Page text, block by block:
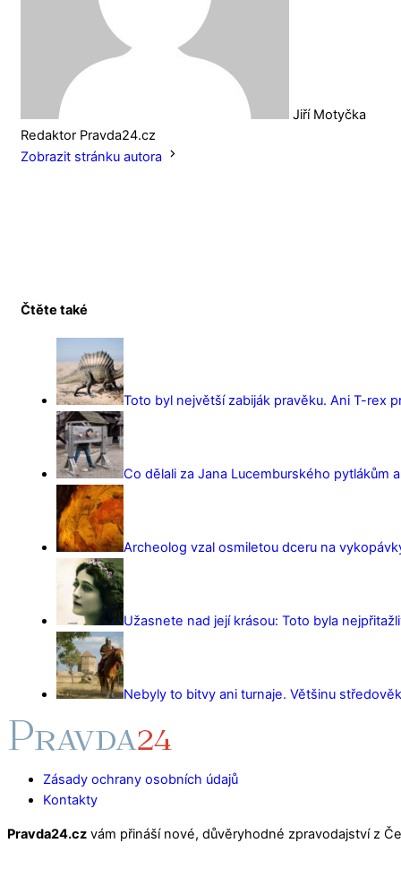
Jiří Motyčka
Redaktor Pravda24.cz
Zobrazit stránku autora
Čtěte také
Toto byl největší zabiják pravěku. Ani T-rex
Co dělali za Jana Lucemburského pytlákům
Archeolog vzal osmiletou dceru na
Užasnete nad její krásou: Toto byla
Nebyly to bitvy ani turnaje. Většinu
Zásady ochrany osobních údajů
Kontakty
Pravda24.cz vám přináší nové, důvěryhodné zpravodajství z